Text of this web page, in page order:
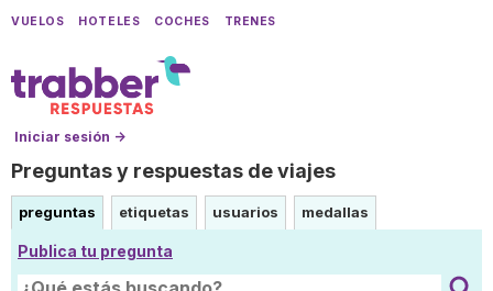
VUELOS HOTELES COCHES TRENES
Iniciar sesión →
Preguntas y respuestas de viajes
preguntas etiquetas usuarios medallas
Publica tu pregunta